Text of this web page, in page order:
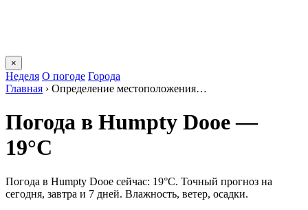
×
Неделя О погоде Города
Главная › Определение местоположения…
Погода в Humpty Dooе —
19°C
Погода в Humpty Dooе сейчас: 19°C. Точный прогноз на
сегодня, завтра и 7 дней. Влажность, ветер, осадки.